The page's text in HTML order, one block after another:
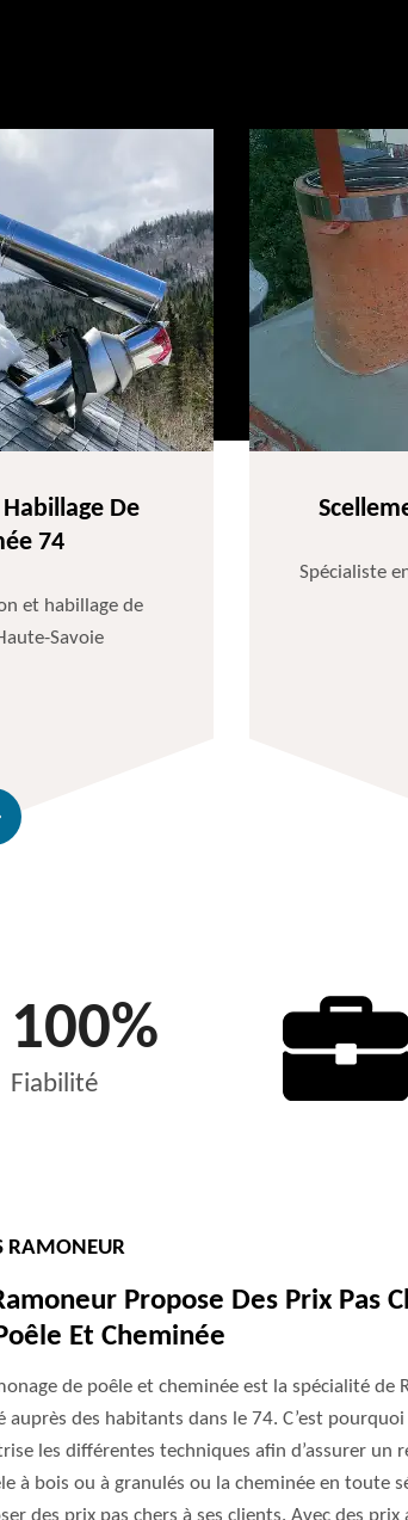
De
74
et habillage de
Savoie
Spécialiste
100%
Fiabilité
RAMONEUR
Propose Des Prix Pas
Et Cheminée
de poêle et cheminée est la spécialité de
auprès des habitants dans le 74. C’est
les différentes techniques afin d’assurer
à bois ou à granulés ou la cheminée en toute
des prix pas chers à ses clients. Avec des